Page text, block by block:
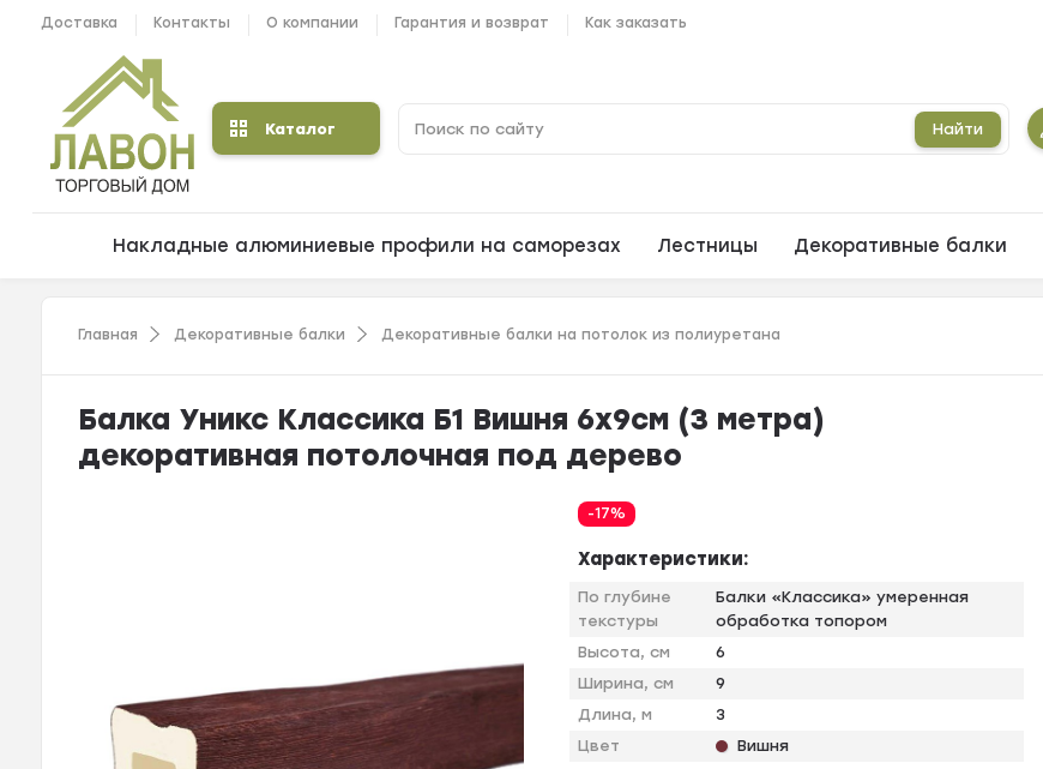
Доставка Контакты О компании Гарантия и возврат Как заказать
Каталог Найти
Накладные алюминиевые профили на саморезах Лестницы Декоративные балки
Главная Декоративные балки Декоративные балки на потолок из полиуретана
Балка Уникс Классика Б1 Вишня 6х9см (3 метра)
декоративная потолочная под дерево
-17%
Характеристики:
По глубине
текстуры
Балки «Классика» умеренная
обработка топором
Высота, см
6
Ширина, см
9
Длина, м
3
Цвет
Вишня